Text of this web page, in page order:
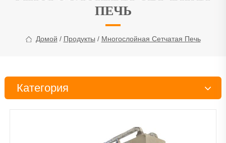
ПЕЧЬ
Домой / Продукты / Многослойная Сетчатая Печь
Категория
Линия по производству кормов для домашних животных и